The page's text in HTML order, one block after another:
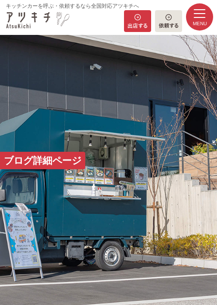
キッチンカーを呼ぶ・依頼するなら全国対応アツキチへ
MENU
HOME
コンセプト
キッチンカー一覧
ブログ詳細ページ